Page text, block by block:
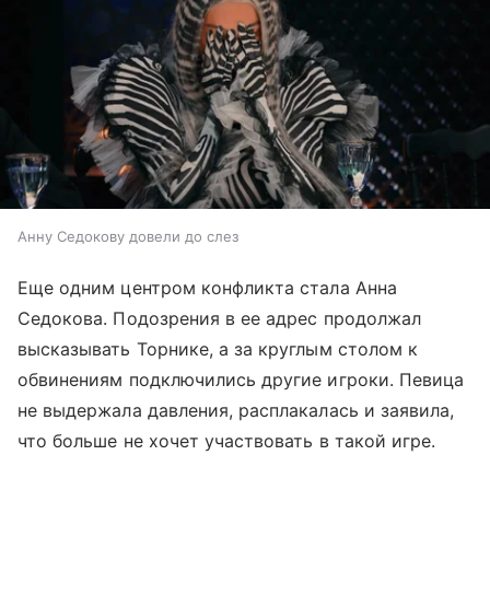
Анну Седокову довели до слез
Еще одним центром конфликта стала Анна
Седокова. Подозрения в ее адрес продолжал
высказывать Торнике, а за круглым столом к
обвинениям подключились другие игроки. Певица
не выдержала давления, расплакалась и заявила,
что больше не хочет участвовать в такой игре.